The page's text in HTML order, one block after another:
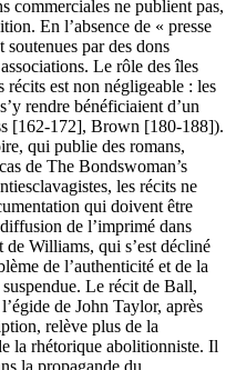
commerciales ne publient pas,
En l’absence de « presse
par des dons
Le rôle des îles
est non négligeable : les
rendre bénéficiaient d’un
[162-172], Brown [180-188]).
qui publie des romans,
de The Bondswoman’s
les récits ne
qui doivent être
de l’imprimé dans
de Williams, qui s’est décliné
de l’authenticité et de la
Le récit de Ball,
de John Taylor, après
relève plus de la
la rhétorique abolitionniste. Il